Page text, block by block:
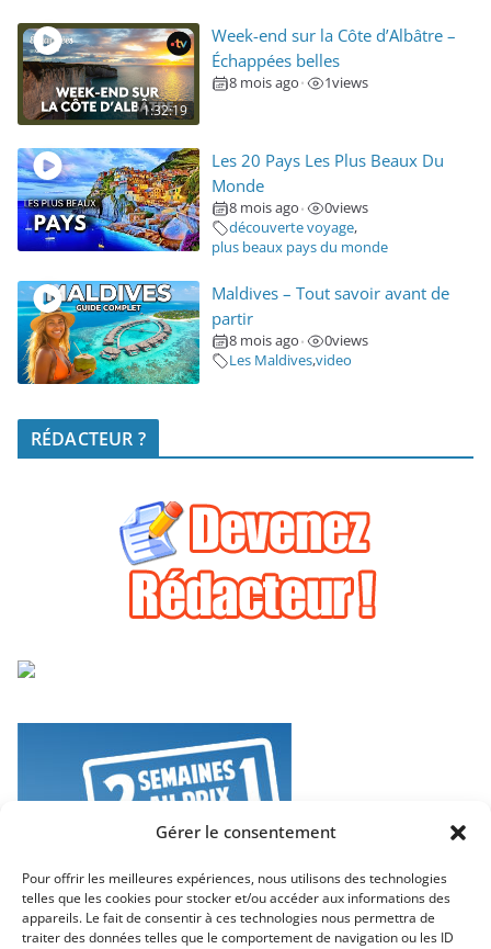
Gérer le consentement
Pour offrir les meilleures expériences, nous utilisons des technologies
telles que les cookies pour stocker et/ou accéder aux informations des
appareils. Le fait de consentir à ces technologies nous permettra de
traiter des données telles que le comportement de navigation ou les ID
1:32:19
Week-end sur la Côte d’Albâtre –
Échappées belles
8 mois ago • 1views
Les 20 Pays Les Plus Beaux Du
Monde
8 mois ago • 0views
découverte voyage,
plus beaux pays du monde
Maldives – Tout savoir avant de
partir
8 mois ago • 0views
Les Maldives,video
RÉDACTEUR ?